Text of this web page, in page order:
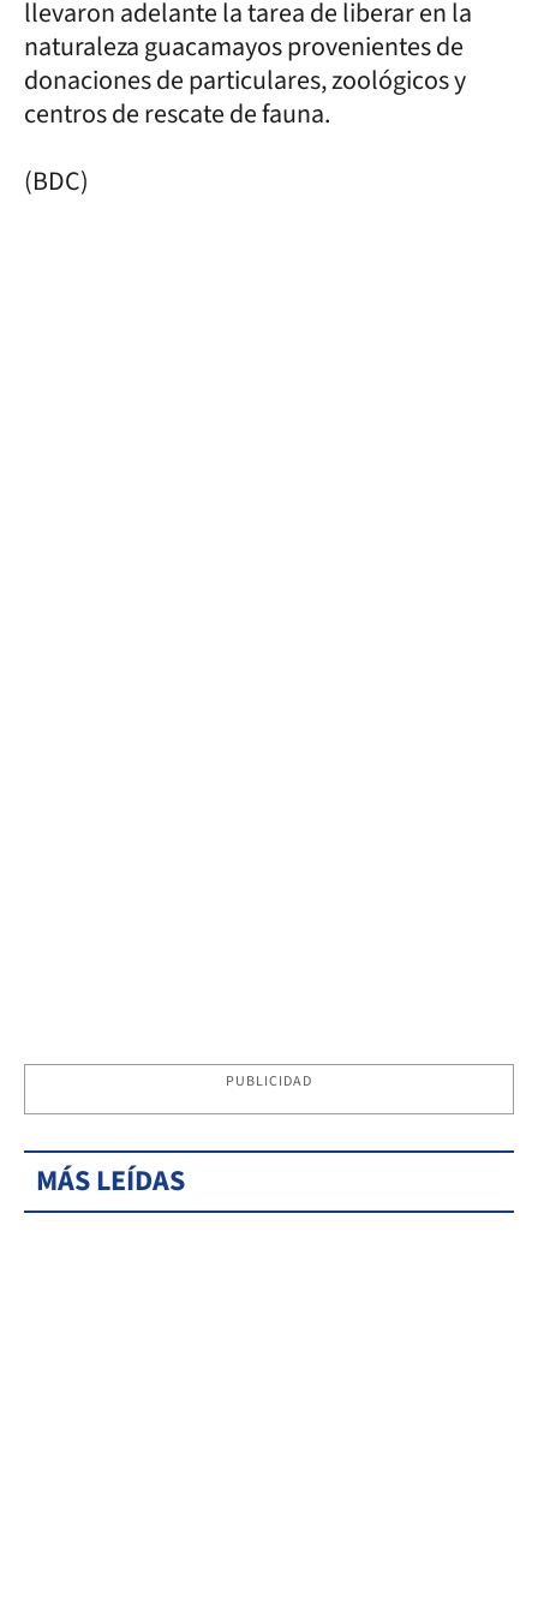
llevaron adelante la tarea de liberar en la
naturaleza guacamayos provenientes de
donaciones de particulares, zoológicos y
centros de rescate de fauna.
(BDC)
PUBLICIDAD
MÁS LEÍDAS